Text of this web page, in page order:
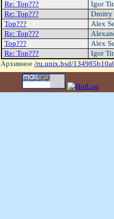
Re: Top???
Igor
Re: Top???
Dmitry
Top???
Alex
Re: Top???
Top???
Alex
Re: Top???
Igor
Архивное /ru.unix.bsd/